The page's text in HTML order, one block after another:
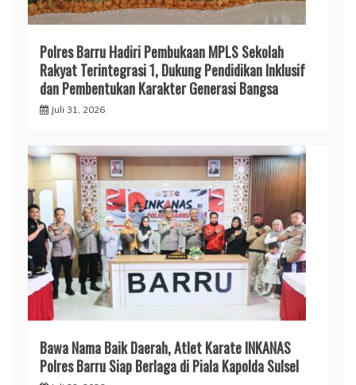
Polres Barru Hadiri Pembukaan MPLS Sekolah
Rakyat Terintegrasi 1, Dukung Pendidikan Inklusif
dan Pembentukan Karakter Generasi Bangsa
Juli 31, 2026
​Bawa Nama Baik Daerah, Atlet Karate INKANAS
Polres Barru Siap Berlaga di Piala Kapolda Sulsel